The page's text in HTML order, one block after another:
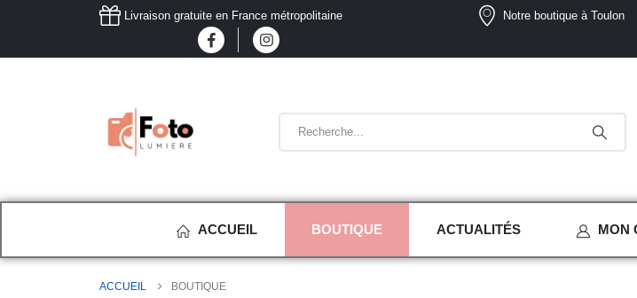
Notre boutique à Toulon
Livraison gratuite en France métropolitaine
ACCUEIL BOUTIQUE ACTUALITÉS MON
ACCUEIL BOUTIQUE